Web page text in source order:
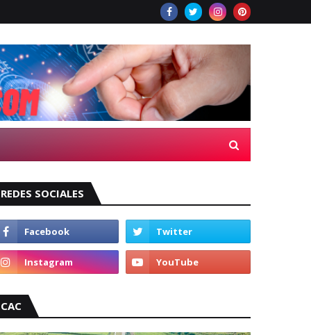
REDES SOCIALES
CAC